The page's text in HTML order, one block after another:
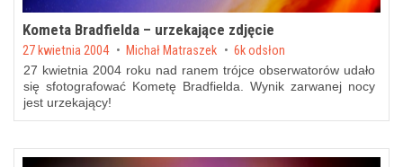
Kometa Bradfielda – urzekające zdjęcie
Posted on
27 kwietnia 2004 by Michał Matraszek 6k odsłon
27 kwietnia 2004 roku nad ranem trójce obserwatorów udało
się sfotografować Kometę Bradfielda. Wynik zarwanej nocy
jest urzekający!